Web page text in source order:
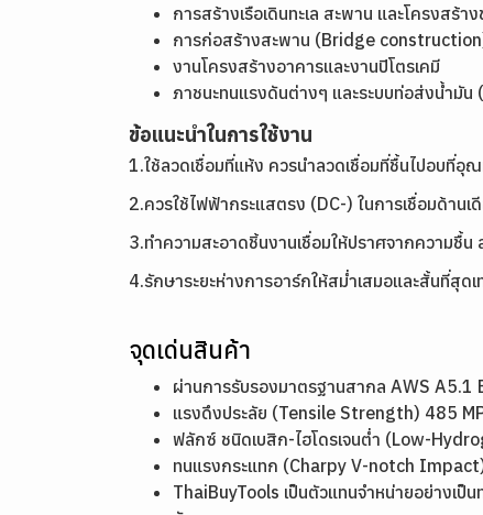
การสร้างเรือเดินทะเล สะพาน และโครงสร้า
การก่อสร้างสะพาน (Bridge
งานโครงสร้างอาคารและงานปิโตรเคมี
ภาชนะทนแรงดันต่างๆ และระบบท่อส่งน้ำมั
ข้อแนะนำในการใช้งาน
1.ใช้ลวดเชื่อมที่แห้ง ควรนำลวดเชื่อมที่ชื้นไปอบที่
2.ควรใช้ไฟฟ้ากระแสตรง (DC-) ในการเชื่อมด้านเ
3.ทำความสะอาดชิ้นงานเชื่อมให้ปราศจากความชื้
4.รักษาระยะห่างการอาร์กให้สม่ำเสมอและสั้นที่สุดเ
จุดเด่นสินค้า
ผ่านการรับรองมาตรฐานสากล AWS
แรงดึงประลัย (Tensile Strength) 485
ฟลักซ์ ชนิดเบสิก-ไฮโดรเจนต่ำ (Low-
ทนแรงกระแทก (Charpy V-notch
ThaiBuyTools เป็นตัวแทนจำหน่ายอย่างเป็